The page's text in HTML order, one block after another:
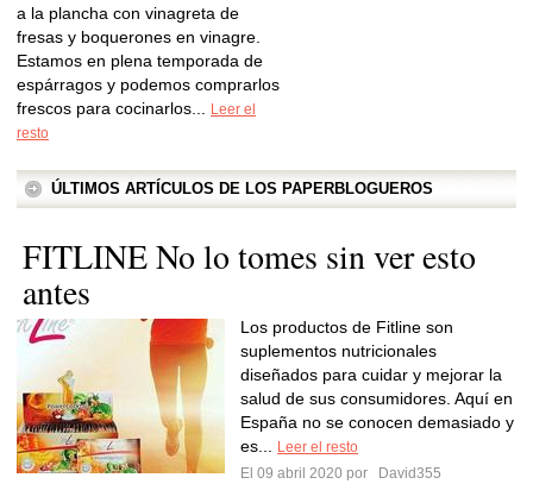
a la plancha con vinagreta de
fresas y boquerones en vinagre.
Estamos en plena temporada de
espárragos y podemos comprarlos
frescos para cocinarlos...
Leer el
resto
ÚLTIMOS ARTÍCULOS DE LOS PAPERBLOGUEROS
FITLINE No lo tomes sin ver esto
antes
Los productos de Fitline son
suplementos nutricionales
diseñados para cuidar y mejorar la
salud de sus consumidores. Aquí en
España no se conocen demasiado y
es...
Leer el resto
El 09 abril 2020 por
David355